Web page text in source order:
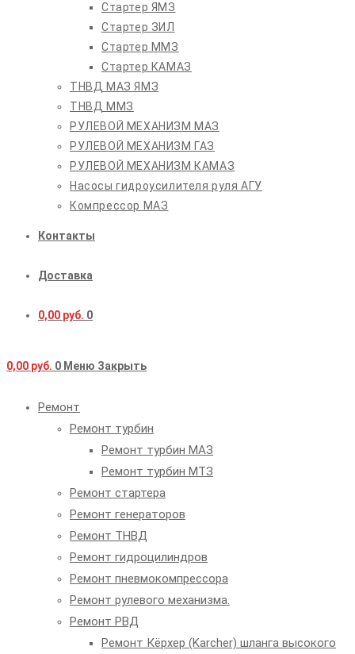
Стартер ЯМЗ
Стартер ЗИЛ
Стартер ММЗ
Стартер КАМАЗ
ТНВД МАЗ ЯМЗ
ТНВД ММЗ
РУЛЕВОЙ МЕХАНИЗМ МАЗ
РУЛЕВОЙ МЕХАНИЗМ ГАЗ
РУЛЕВОЙ МЕХАНИЗМ КАМАЗ
Насосы гидроусилителя руля АГУ
Компрессор МАЗ
Контакты
Доставка
0,00 руб. 0
0,00 руб. 0 Меню Закрыть
Ремонт
Ремонт турбин
Ремонт турбин МАЗ
Ремонт турбин МТЗ
Ремонт стартера
Ремонт генераторов
Ремонт ТНВД
Ремонт гидроцилиндров
Ремонт пневмокомпрессора
Ремонт рулевого механизма.
Ремонт РВД
Ремонт Кёрхер (Karcher) шланга высокого